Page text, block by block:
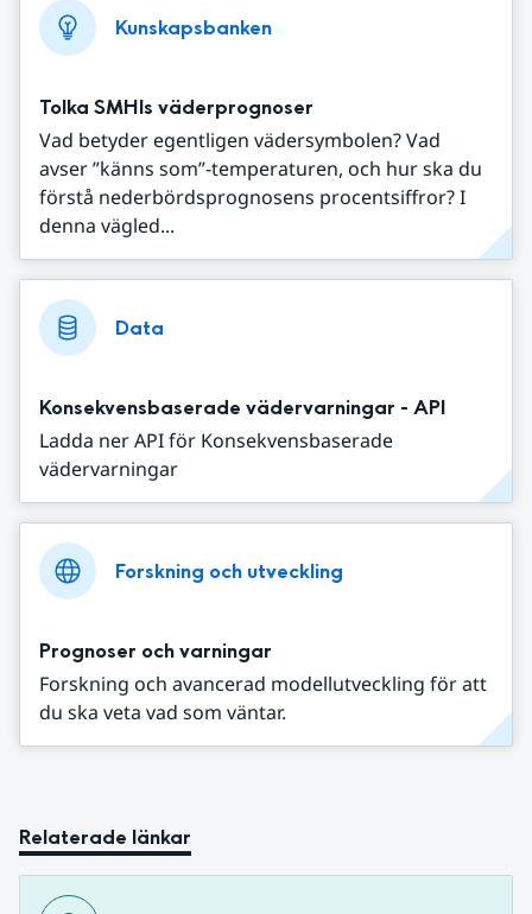
Kunskapsbanken
Tolka SMHIs väderprognoser
Vad betyder egentligen vädersymbolen? Vad
avser ”känns som”-temperaturen, och hur ska du
förstå nederbördsprognosens procentsiffror? I
denna vägled...
Data
Konsekvensbaserade vädervarningar - API
Ladda ner API för Konsekvensbaserade
vädervarningar
Forskning och utveckling
Prognoser och varningar
Forskning och avancerad modellutveckling för att
du ska veta vad som väntar.
Relaterade länkar